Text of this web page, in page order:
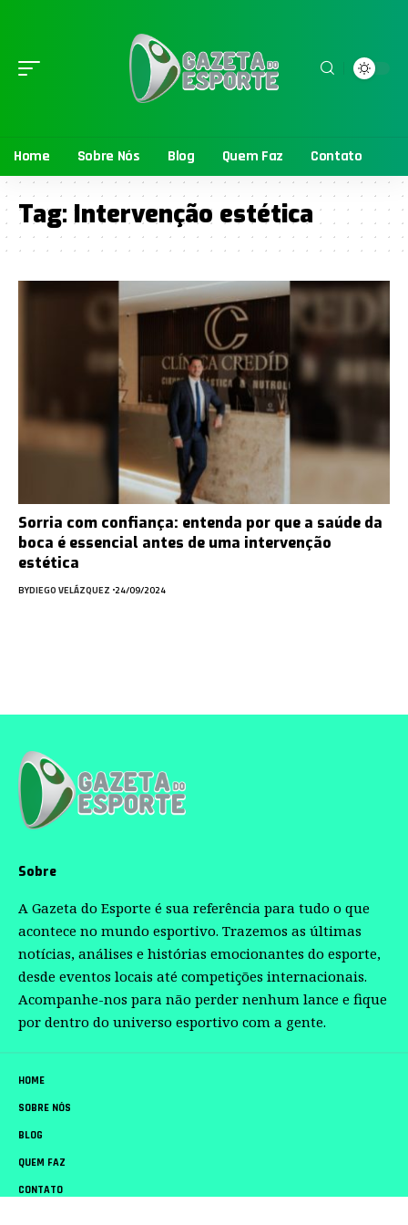
Home Sobre Nós Blog Quem Faz Contato
Tag: Intervenção estética
Sorria com confiança: entenda por que a saúde da
boca é essencial antes de uma intervenção
estética
BYDIEGO VELÁZQUEZ 24/09/2024
Sobre
A Gazeta do Esporte é sua referência para tudo o que
acontece no mundo esportivo. Trazemos as últimas
notícias, análises e histórias emocionantes do esporte,
desde eventos locais até competições internacionais.
Acompanhe-nos para não perder nenhum lance e fique
por dentro do universo esportivo com a gente.
HOME
SOBRE NÓS
BLOG
QUEM FAZ
CONTATO